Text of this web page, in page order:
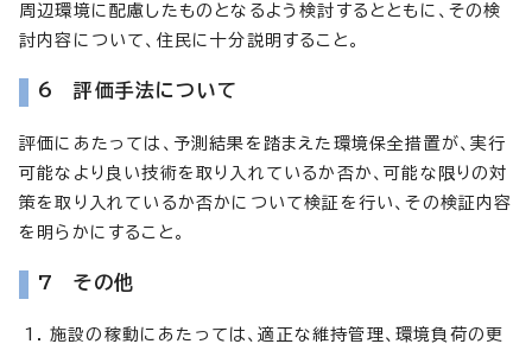
周辺環境に配慮したものとなるよう検討するとともに、その検
討内容について、住民に十分説明すること。
6 評価手法について
評価にあたっては、予測結果を踏まえた環境保全措置が、実行
可能なより良い技術を取り入れているか否か、可能な限りの対
策を取り入れているか否かについて検証を行い、その検証内容
を明らかにすること。
7 その他
施設の稼動にあたっては、適正な維持管理、環境負荷の更